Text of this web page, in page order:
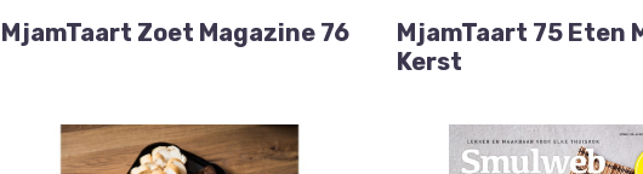
MjamTaart Zoet Magazine 76
MjamTaart 75 Eten
Kerst